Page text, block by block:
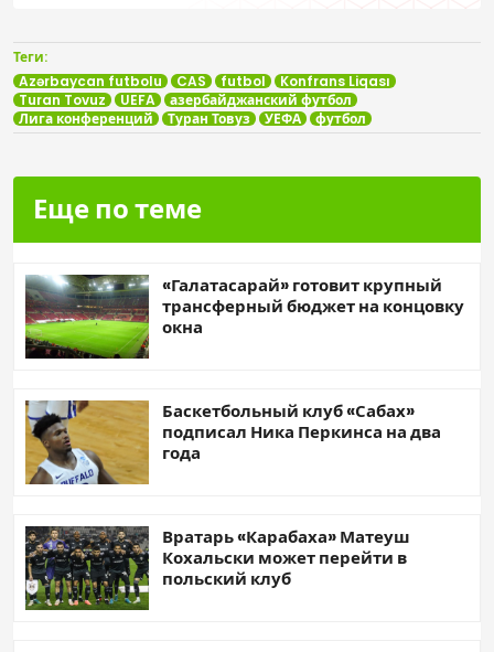
Теги:
Azərbaycan futbolu
CAS futbol
Konfrans Liqası
Turan Tovuz
UEFA
азербайджанский футбол
Лига конференций
Туран Товуз УЕФА футбол
Еще по теме
«Галатасарай» готовит крупный
трансферный бюджет на концовку
окна
Баскетбольный клуб «Сабах»
подписал Ника Перкинса на два
года
Вратарь «Карабаха» Матеуш
Кохальски может перейти в
польский клуб